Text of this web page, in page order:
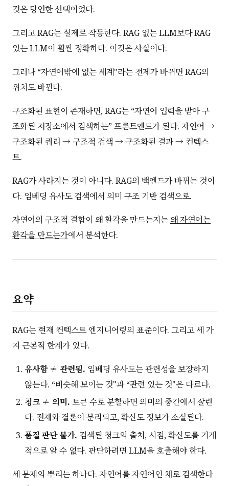
것은 당연한 선택이었다.
그리고 RAG는 실제로 작동한다. RAG 없는 LLM보다 RAG
있는 LLM이 훨씬 정확하다. 이것은 사실이다.
그러나 “자연어밖에 없는 세계"라는 전제가 바뀌면 RAG의
위치도 바뀐다.
구조화된 표현이 존재하면, RAG는 “자연어 입력을 받아 구
조화된 저장소에서 검색하는” 프론트엔드가 된다. 자연어 →
구조화된 쿼리 → 구조적 검색 → 구조화된 결과 → 컨텍스
트.
RAG가 사라지는 것이 아니다. RAG의 백엔드가 바뀌는 것이
다. 임베딩 유사도 검색에서 의미 구조 기반 검색으로.
자연어의 구조적 결함이 왜 환각을 만드는지는 왜 자연어는
환각을 만드는가에서 분석한다.
요약
RAG는 현재 컨텍스트 엔지니어링의 표준이다. 그리고 세 가
지 근본적 한계가 있다.
유사함 ≠ 관련됨. 임베딩 유사도는 관련성을 보장하지
않는다. “비슷해 보이는 것"과 “관련 있는 것"은 다르다.
청크 ≠ 의미. 토큰 수로 분할하면 의미의 중간에서 잘린
다. 전제와 결론이 분리되고, 확신도 정보가 소실된다.
품질 판단 불가. 검색된 청크의 출처, 시점, 확신도를 기계
적으로 알 수 없다. 판단하려면 LLM을 호출해야 한다.
세 문제의 뿌리는 하나다. 자연어를 자연어인 채로 검색한다